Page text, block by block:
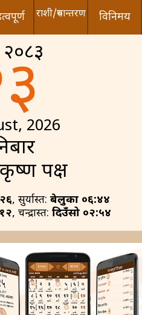
राशी/रुपान्तरण विनिमय
२०८३
2026
पक्ष
, सुर्यास्त: बेलुका ०६:४४
, चन्द्रास्त: दिउँसो ०२:५४